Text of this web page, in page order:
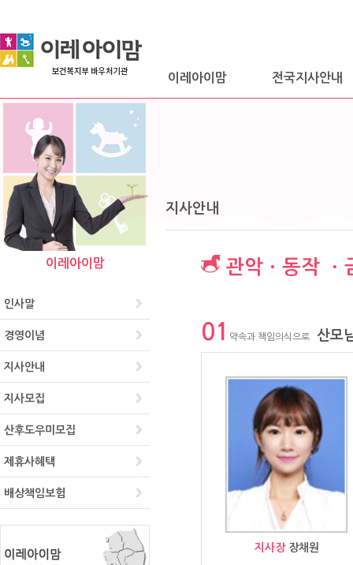
이레아이맘 전국지사안내
이레아이맘
인사말
경영이념
지사안내
지사모집
산후도우미모집
제휴사혜택
배상책임보험
지사안내
관악ㆍ동작 ㆍ
01 약속과 책임의식으로 산모
지사장 장채원